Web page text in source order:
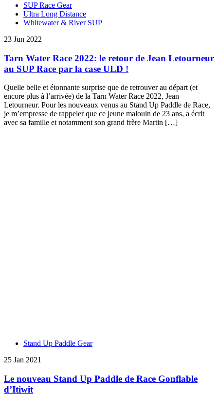
SUP Race Gear
Ultra Long Distance
Whitewater & River SUP
23 Jun 2022
Tarn Water Race 2022: le retour de Jean Letourneur
au SUP Race par la case ULD !
Quelle belle et étonnante surprise que de retrouver au départ (et
encore plus à l’arrivée) de la Tarn Water Race 2022, Jean
Letourneur. Pour les nouveaux venus au Stand Up Paddle de Race,
je m’empresse de rappeler que ce jeune malouin de 23 ans, a écrit
avec sa famille et notamment son grand frère Martin […]
Stand Up Paddle Gear
25 Jan 2021
Le nouveau Stand Up Paddle de Race Gonflable
d’Itiwit